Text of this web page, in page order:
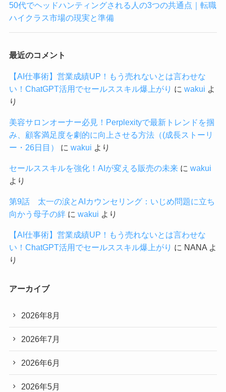
50代でヘッドハンティングされる人の3つの共通点｜転職
ハイクラス市場の現実と準備
最近のコメント
【AI仕事術】営業成績UP！もう売れないとは言わせな
い！ChatGPT活用でセールススキル爆上がり に wakui よ
り
美容サロンオーナー必見！Perplexityで最新トレンドを掴
み、顧客満足度を劇的に向上させる方法（(成長ストーリ
ー・26日目）
に wakui より
セールススキルを強化！AIが変える販売の未来に wakui
より
第9話 太一の涙とAIカウンセリング：いじめ問題に立ち
向かう母子の絆に wakui より
【AI仕事術】営業成績UP！もう売れないとは言わせな
い！ChatGPT活用でセールススキル爆上がり に NANAよ
り
アーカイブ
2026年8月
2026年7月
2026年6月
2026年5月